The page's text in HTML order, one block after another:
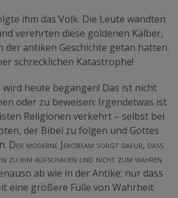
ihm das Volk. Die Leute wandten
verehrten diese goldenen Kälber,
der antiken Geschichte getan hatten.
schrecklichen Katastrophe!
wird heute begangen! Das ist nicht
oder zu beweisen: Irgendetwas ist
Religionen verkehrt – selbst bei
der Bibel zu folgen und Gottes
Der moderne Jerobeam sorgt dafür, dass
zu ihm aufschauen und nicht zum wahren
ab wie in der Antike; nur dass
eine größere Fülle von Wahrheit